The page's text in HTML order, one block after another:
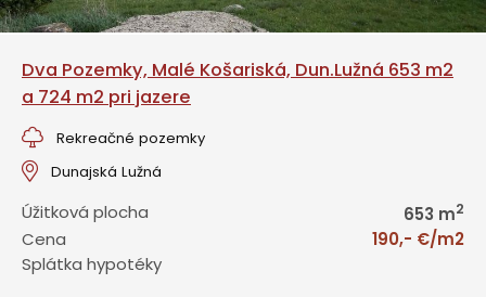
Dva Pozemky, Malé Košariská, Dun.Lužná 653 m2
a 724 m2 pri jazere
Rekreačné pozemky
Dunajská Lužná
Úžitková plocha 653 m2
Cena
190,- €/m2
Splátka hypotéky